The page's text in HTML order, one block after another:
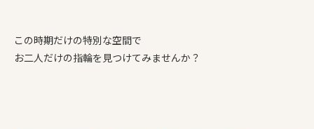
この時期だけの特別な空間で
お二人だけの指輪を見つけてみませんか？